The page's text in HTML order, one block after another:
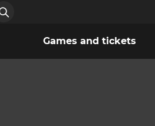
Games and tickets